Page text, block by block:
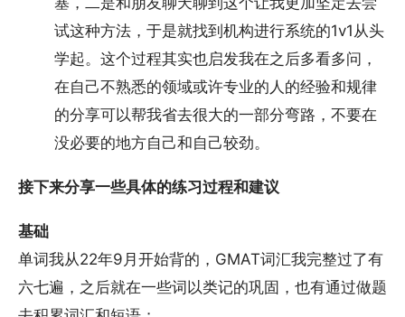
试这种方法，于是就找到机构进行系统的1v1从头
学起。这个过程其实也启发我在之后多看多问，
在自己不熟悉的领域或许专业的人的经验和规律
的分享可以帮我省去很大的一部分弯路，不要在
没必要的地方自己和自己较劲。
接下来分享一些具体的练习过程和建议
基础
单词我从22年9月开始背的，GMAT词汇我完整过了有
六七遍，之后就在一些词以类记的巩固，也有通过做题